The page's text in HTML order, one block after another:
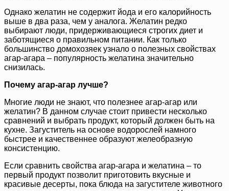
Однако желатин не содержит йода и его калорийность
выше в два раза, чем у аналога. Желатин редко
выбирают люди, придерживающиеся строгих диет и
заботящиеся о правильном питании. Как только
большинство домохозяек узнало о полезных свойствах
агар-агара – популярность желатина значительно
снизилась.
Почему агар-агар лучше?
Многие люди не знают, что полезнее агар-агар или
желатин? В данном случае стоит привести несколько
сравнений и выбрать продукт, который должен быть на
кухне. Загуститель на основе водорослей намного
быстрее и качественнее образуют желеобразную
консистенцию.
Если сравнить свойства агар-агара и желатина – то
первый продукт позволит приготовить вкусные и
красивые десерты, пока блюда на загустителе животного